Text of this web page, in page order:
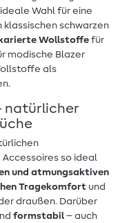
Wahl für eine
klassischen schwarzen
karierte Wollstoffe für
modische Blazer
als
natürlicher
Accessoires so ideal
und atmungsaktiven
Tragekomfort und
draußen. Darüber
formstabil – auch